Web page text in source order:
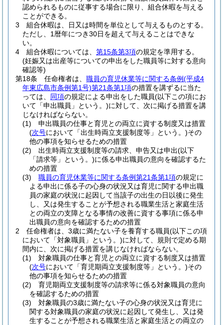
認められるものに従事する場合に限り、組合休暇を与える
ことができる。
3
組合休暇は、日又は時間を単位として与えるものとする。
ただし、1暦年につき30日を超えて与えることはできな
い。
4
組合休暇については、 第15条第3項の規定を準用する。
(妊娠又は出産等についての申出をした職員等に対する意向
確認等)
第18条
任命権者は、 職員の育児休業等に関する条例(平成4
年東広島市条例第1号)第21条第1項の措置を講ずるに当た
っては、 同項の規定による申出をした職員(以下この項にお
いて「申出職員」という。)に対して、次に掲げる措置を講
じなければならない。
(1)
申出職員の仕事と育児との両立に資する制度又は措置
(次号において「出生時両立支援制度等」という。)その
他の事項を知らせるための措置
(2)
出生時両立支援制度等の請求、申告又は申出(以下
「請求等」という。)に係る申出職員の意向を確認するた
めの措置
(3)
職員の育児休業等に関する条例第21条第1項の規定に
よる申出に係る子の心身の状況又は育児に関する申出職
員の家庭の状況に起因して当該子の出生の日以後に発生
し、又は発生することが予想される職業生活と家庭生活
との両立の支障となる事情の改善に資する事項に係る申
出職員の意向を確認するための措置
2
任命権者は、3歳に満たない子を養育する職員(以下この項
において「対象職員」という。)に対して、規則で定める期
間内に、次に掲げる措置を講じなければならない。
(1)
対象職員の仕事と育児との両立に資する制度又は措置
(次号において「育児期両立支援制度等」という。)その
他の事項を知らせるための措置
(2)
育児期両立支援制度等の請求等に係る対象職員の意向
を確認するための措置
(3)
対象職員の3歳に満たない子の心身の状況又は育児に
関する対象職員の家庭の状況に起因して発生し、又は発
生することが予想される職業生活と家庭生活との両立の